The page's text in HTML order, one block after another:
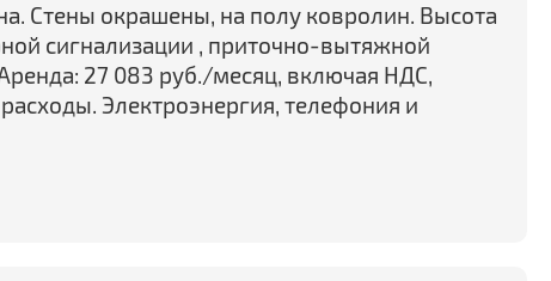
Стены окрашены, на полу ковролин. Высота
сигнализации , приточно-вытяжной
27 083 руб./месяц, включая НДС,
Электроэнергия, телефония и